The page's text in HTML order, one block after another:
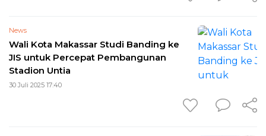
News
Wali Kota Makassar Studi Banding ke
JIS untuk Percepat Pembangunan
Stadion Untia
30 Juli 2025 17:40